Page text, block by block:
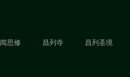
闻思修 昌列寺 昌列圣境